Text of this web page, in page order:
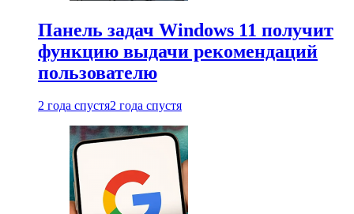
Панель задач Windows 11 получит
функцию выдачи рекомендаций
пользователю
2 года спустя2 года спустя